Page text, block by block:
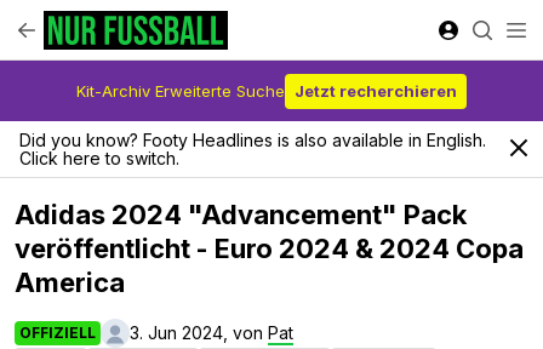
Kit-Archiv Erweiterte Suche Jetzt recherchieren
Did you know? Footy Headlines is also available in English.
Click here to switch.
Adidas 2024 "Advancement" Pack
veröffentlicht - Euro 2024 & 2024 Copa
America
OFFIZIELL 3. Jun 2024, von Pat